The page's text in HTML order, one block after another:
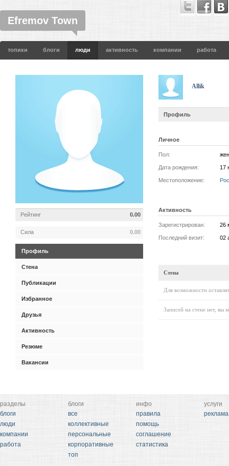
Efremov Town
топики блоги люди активность компании работа
Allik
Профиль
Личное
Пол:
Дата рождения: 17
Местоположение:
Активность
Зарегистрирован: 26
Последний визит: 02
Стена
Для возможности
Записей на стене нет, вы
Рейтинг 0.00
Сила 0.00
Профиль
Стена
Публикации
Избранное
Друзья
Активность
Резюме
Вакансии
разделы
блоги
люди
компании
работа
блоги
все
коллективные
персональные
корпоративные
топ
инфо
правила
помощь
соглашение
статистика
услуги
реклама